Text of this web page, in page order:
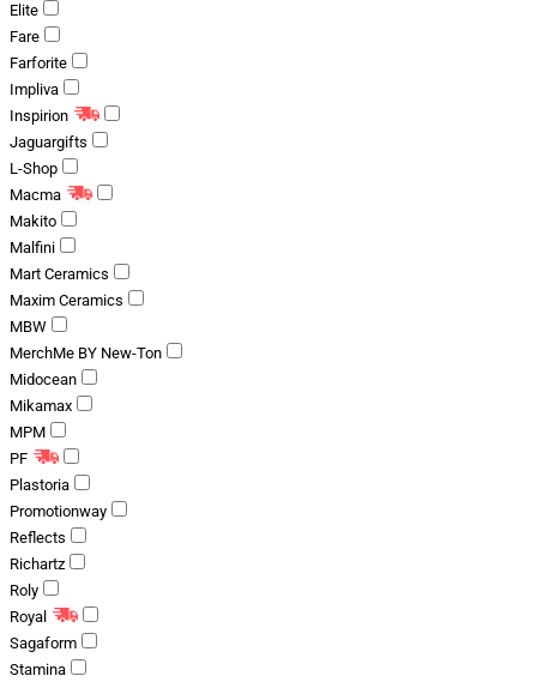
Elite
Fare
Farforite
Impliva
Inspirion
Jaguargifts
L-Shop
Macma
Makito
Malfini
Mart Ceramics
Maxim Ceramics
MBW
MerchMe BY New-Ton
Midocean
Mikamax
MPM
PF
Plastoria
Promotionway
Reflects
Richartz
Roly
Royal
Sagaform
Stamina